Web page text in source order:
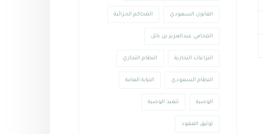
القانون السعودي المحاكم الجزائية
المحامي عبدالعزيز بن باتل
النزاعات التجارية النظام التجاري
النظام السعودي النيابة العامة
الوصية تنفيذ الوصية
توثيق العقود